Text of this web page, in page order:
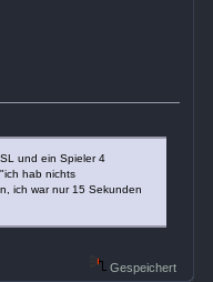
und ein Spieler 4
hab nichts
ich war nur 15 Sekunden
Gespeichert